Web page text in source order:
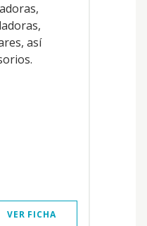
así
VER FICHA